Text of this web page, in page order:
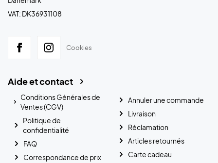
VAT: DK36931108
Cookies
Aide et contact
Conditions Générales de
Ventes (CGV)
Politique de
confidentialité
FAQ
Correspondance de prix
Annuler une commande
Livraison
Réclamation
Articles retournés
Carte cadeau